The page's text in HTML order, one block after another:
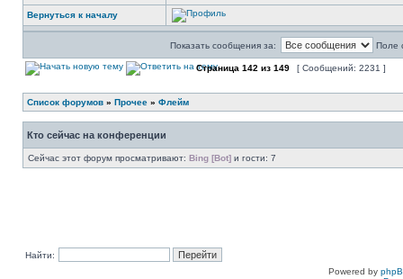
Вернуться к началу
Показать сообщения за: Поле
Страница 142 из 149 [ Сообщений: 2231 ]
Список форумов » Прочее » Флейм
Кто сейчас на конференции
Сейчас этот форум просматривают: Bing [Bot] и гости: 7
Найти:
Powered by